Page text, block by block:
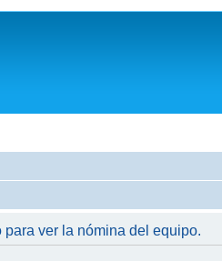
ver la nómina del equipo.